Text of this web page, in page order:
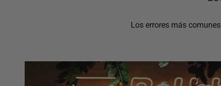
Los errores más